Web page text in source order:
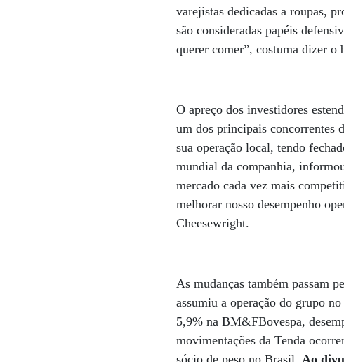
varejistas dedicadas a roupas,
são consideradas papéis
querer comer”, costuma dizer
O apreço dos investidores
um dos principais concorrentes
sua operação local, tendo
mundial da companhia,
mercado cada vez mais
melhorar nosso desempenho
Cheesewright.
As mudanças também passam
assumiu a operação do grupo
5,9% na BM&FBovespa,
movimentações da Tenda
sócio de peso no Brasil. Ao